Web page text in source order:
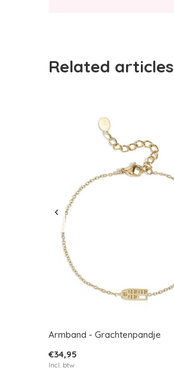
Related articles
Armband - Grachtenpandje
€34,95
Incl. btw